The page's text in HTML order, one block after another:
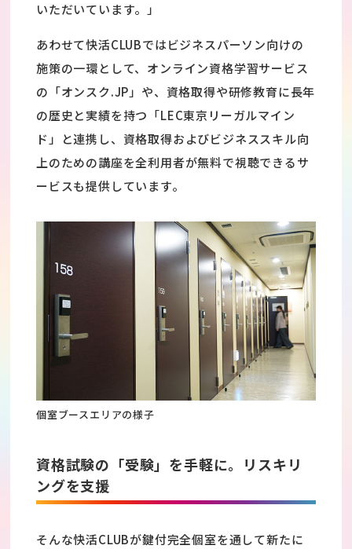
いただいています。」
あわせて快活CLUBではビジネスパーソン向けの
施策の一環として、オンライン資格学習サービス
の「オンスク.JP」や、資格取得や研修教育に長年
の歴史と実績を持つ「LEC東京リーガルマイン
ド」と連携し、資格取得およびビジネススキル向
上のための講座を全利用者が無料で視聴できるサ
ービスも提供しています。
個室ブースエリアの様子
資格試験の「受験」を手軽に。リスキリ
ングを支援
そんな快活CLUBが鍵付完全個室を通して新たに